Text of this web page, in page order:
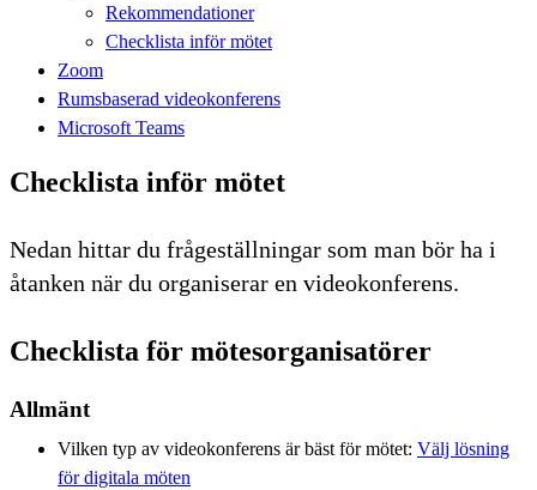
Rekommendationer
Checklista inför mötet
Zoom
Rumsbaserad videokonferens
Microsoft Teams
Checklista inför mötet
Nedan hittar du frågeställningar som man bör ha i
åtanken när du organiserar en videokonferens.
Checklista för mötesorganisatörer
Allmänt
Vilken typ av videokonferens är bäst för mötet: Välj lösning
för digitala möten